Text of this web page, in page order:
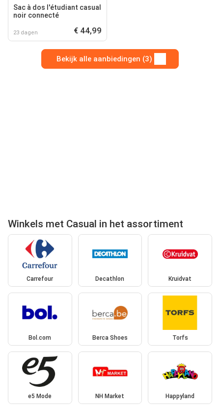
Sac à dos l'étudiant casual
noir connecté
23 dagen € 44,99
Bekijk alle aanbiedingen (3)
Winkels met Casual in het assortiment
Carrefour Decathlon Kruidvat
Bol.com Berca Shoes Torfs
e5 Mode NH Market Happyland